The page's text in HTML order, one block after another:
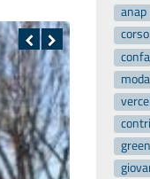
anap
corso
moda